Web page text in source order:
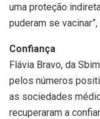
uma proteção
puderam se
Confiança
Flávia Bravo, da
pelos números
as sociedades
recuperaram a